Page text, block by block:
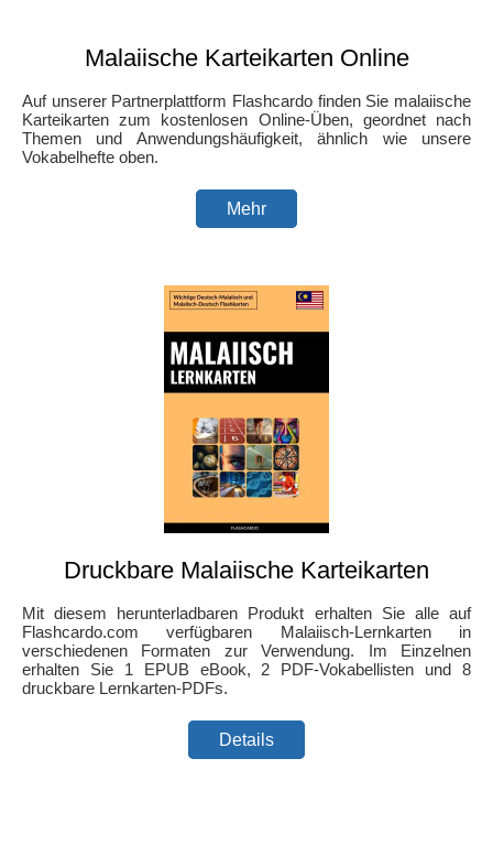
Malaiische Karteikarten Online
Auf unserer Partnerplattform Flashcardo finden Sie malaiische
Karteikarten zum kostenlosen Online-Üben, geordnet nach
Themen und Anwendungshäufigkeit, ähnlich wie unsere
Vokabelhefte oben.
Mehr
Druckbare Malaiische Karteikarten
Mit diesem herunterladbaren Produkt erhalten Sie alle auf
Flashcardo.com verfügbaren Malaiisch-Lernkarten in
verschiedenen Formaten zur Verwendung. Im Einzelnen
erhalten Sie 1 EPUB eBook, 2 PDF-Vokabellisten und 8
druckbare Lernkarten-PDFs.
Details